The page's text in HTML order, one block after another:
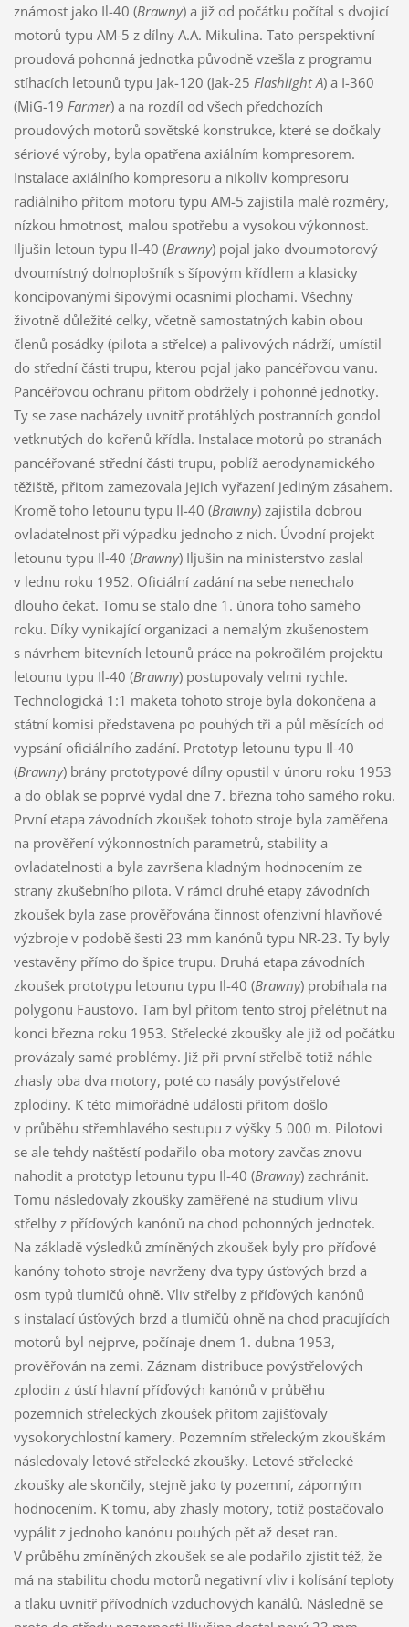
známost jako Il-40 (Brawny) a již od počátku počítal s dvojicí
motorů typu AM-5 z dílny A.A. Mikulina. Tato perspektivní
proudová pohonná jednotka původně vzešla z programu
stíhacích letounů typu Jak-120 (Jak-25 Flashlight A) a I-360
(MiG-19 Farmer) a na rozdíl od všech předchozích
proudových motorů sovětské konstrukce, které se dočkaly
sériové výroby, byla opatřena axiálním kompresorem.
Instalace axiálního kompresoru a nikoliv kompresoru
radiálního přitom motoru typu AM-5 zajistila malé rozměry,
nízkou hmotnost, malou spotřebu a vysokou výkonnost.
Iljušin letoun typu Il-40 (Brawny) pojal jako dvoumotorový
dvoumístný dolnoplošník s šípovým křídlem a klasicky
koncipovanými šípovými ocasními plochami. Všechny
životně důležité celky, včetně samostatných kabin obou
členů posádky (pilota a střelce) a palivových nádrží, umístil
do střední části trupu, kterou pojal jako pancéřovou vanu.
Pancéřovou ochranu přitom obdržely i pohonné jednotky.
Ty se zase nacházely uvnitř protáhlých postranních gondol
vetknutých do kořenů křídla. Instalace motorů po stranách
pancéřované střední části trupu, poblíž aerodynamického
těžiště, přitom zamezovala jejich vyřazení jediným zásahem.
Kromě toho letounu typu Il-40 (Brawny) zajistila dobrou
ovladatelnost při výpadku jednoho z nich. Úvodní projekt
letounu typu Il-40 (Brawny) Iljušin na ministerstvo zaslal
v lednu roku 1952. Oficiální zadání na sebe nenechalo
dlouho čekat. Tomu se stalo dne 1. února toho samého
roku. Díky vynikající organizaci a nemalým zkušenostem
s návrhem bitevních letounů práce na pokročilém projektu
letounu typu Il-40 (Brawny) postupovaly velmi rychle.
Technologická 1:1 maketa tohoto stroje byla dokončena a
státní komisi představena po pouhých tři a půl měsících od
vypsání oficiálního zadání. Prototyp letounu typu Il-40
(Brawny) brány prototypové dílny opustil v únoru roku 1953
a do oblak se poprvé vydal dne 7. března toho samého roku.
První etapa závodních zkoušek tohoto stroje byla zaměřena
na prověření výkonnostních parametrů, stability a
ovladatelnosti a byla završena kladným hodnocením ze
strany zkušebního pilota. V rámci druhé etapy závodních
zkoušek byla zase prověřována činnost ofenzivní hlavňové
výzbroje v podobě šesti 23 mm kanónů typu NR-23. Ty byly
vestavěny přímo do špice trupu. Druhá etapa závodních
zkoušek prototypu letounu typu Il-40 (Brawny) probíhala na
polygonu Faustovo. Tam byl přitom tento stroj přelétnut na
konci března roku 1953. Střelecké zkoušky ale již od počátku
provázaly samé problémy. Již při první střelbě totiž náhle
zhasly oba dva motory, poté co nasály povýstřelové
zplodiny. K této mimořádné události přitom došlo
v průběhu střemhlavého sestupu z výšky 5 000 m. Pilotovi
se ale tehdy naštěstí podařilo oba motory zavčas znovu
nahodit a prototyp letounu typu Il-40 (Brawny) zachránit.
Tomu následovaly zkoušky zaměřené na studium vlivu
střelby z příďových kanónů na chod pohonných jednotek.
Na základě výsledků zmíněných zkoušek byly pro příďové
kanóny tohoto stroje navrženy dva typy úsťových brzd a
osm typů tlumičů ohně. Vliv střelby z příďových kanónů
s instalací úsťových brzd a tlumičů ohně na chod pracujících
motorů byl nejprve, počínaje dnem 1. dubna 1953,
prověřován na zemi. Záznam distribuce povýstřelových
zplodin z ústí hlavní příďových kanónů v průběhu
pozemních střeleckých zkoušek přitom zajišťovaly
vysokorychlostní kamery. Pozemním střeleckým zkouškám
následovaly letové střelecké zkoušky. Letové střelecké
zkoušky ale skončily, stejně jako ty pozemní, záporným
hodnocením. K tomu, aby zhasly motory, totiž postačovalo
vypálit z jednoho kanónu pouhých pět až deset ran.
V průběhu zmíněných zkoušek se ale podařilo zjistit též, že
má na stabilitu chodu motorů negativní vliv i kolísání teploty
a tlaku uvnitř přívodních vzduchových kanálů. Následně se